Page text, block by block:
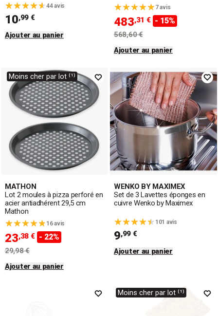
44 avis
10,99 €
Ajouter au panier
7 avis
483,31 € - 15%
568,60 €
Ajouter au panier
Moins cher par lot ⁽¹⁾
MATHON
Lot 2 moules à pizza perforé en
acier antiadhérent 29,5 cm
Mathon
16 avis
23,38 € - 22%
29,98 €
Ajouter au panier
WENKO BY MAXIMEX
Set de 3 Lavettes éponges en
cuivre Wenko by Maximex
101 avis
9,99 €
Ajouter au panier
Moins cher par lot ⁽¹⁾